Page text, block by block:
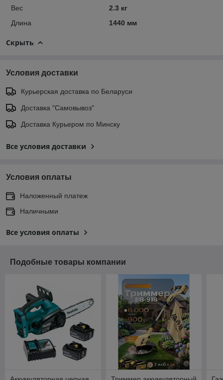
Вес
2.3 кг
Длина
1440 мм
Скрыть
Условия доставки
Курьерская доставка по Беларуси
Доставка "Самовывоз"
Доставка Курьером по Минску
Все условия доставки
Условия оплаты
Наложенный платеж
Наличными
Все условия оплаты
Подобные товары компании